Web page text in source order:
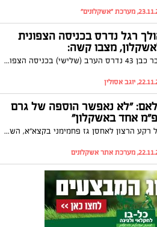
מערכת "אשקלונים"
רגל נדרס בכניסה הצפונית
מצבו קשה:
גבר כבן 43 נדרס הערב (שלישי) בכניסה הצפונית של אשקלון. הוא פונה על ידי מד"א לביה"ח ברזילי ומצבו מוגדר קשה אך יציב
יוגב אסולין
"לא נאפשר הוספה של גרם
אחד באשקלון"
על רקע הרצון לאחסן גז פחמימני בקצא"א, השתתף ראש עיריית אשקלון, תומר גלאם, בדיון בוועדת המשנה לנושאים תכנוניים עקרוניים ואמר כי: "לא נאפשר הוספה של גרם גפ"מ אחד באשקלון". צפו בדבריו
מערכת אתר אשקלונים